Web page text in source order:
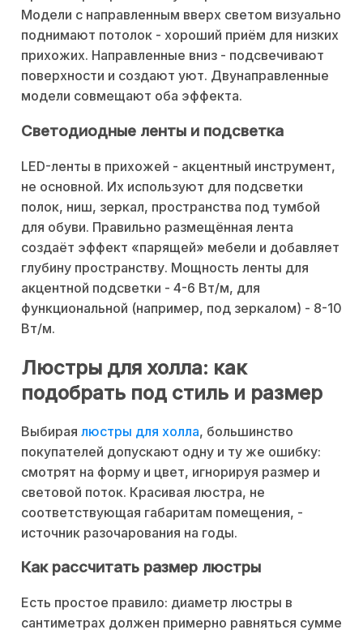
Модели с направленным вверх светом визуально
поднимают потолок - хороший приём для низких
прихожих. Направленные вниз - подсвечивают
поверхности и создают уют. Двунаправленные
модели совмещают оба эффекта.
Светодиодные ленты и подсветка
LED-ленты в прихожей - акцентный инструмент,
не основной. Их используют для подсветки
полок, ниш, зеркал, пространства под тумбой
для обуви. Правильно размещённая лента
создаёт эффект «парящей» мебели и добавляет
глубину пространству. Мощность ленты для
акцентной подсветки - 4-6 Вт/м, для
функциональной (например, под зеркалом) - 8-10
Вт/м.
Люстры для холла: как
подобрать под стиль и размер
Выбирая люстры для холла, большинство
покупателей допускают одну и ту же ошибку:
смотрят на форму и цвет, игнорируя размер и
световой поток. Красивая люстра, не
соответствующая габаритам помещения, -
источник разочарования на годы.
Как рассчитать размер люстры
Есть простое правило: диаметр люстры в
сантиметрах должен примерно равняться сумме